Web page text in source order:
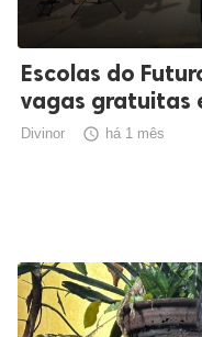
Escolas do
vagas gratuitas
Divinor  há 1 mês